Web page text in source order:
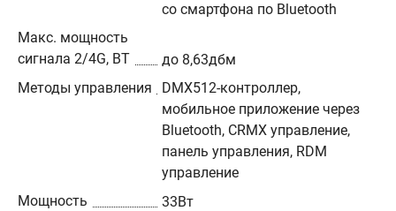
со смартфона по Bluetooth
Макс. мощность
сигнала 2/4G, BT
до 8,63дбм
Методы управления
DMX512-контроллер,
мобильное приложение через
Bluetooth, CRMX управление,
панель управления, RDM
управление
Мощность
33Вт